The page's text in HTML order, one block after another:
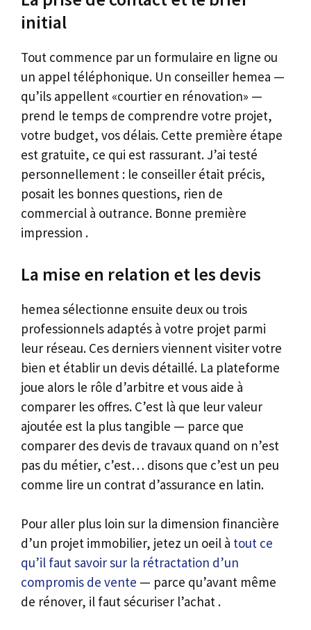
initial
Tout commence par un formulaire en ligne ou
un appel téléphonique. Un conseiller hemea —
qu’ils appellent «courtier en rénovation» —
prend le temps de comprendre votre projet,
votre budget, vos délais. Cette première étape
est gratuite, ce qui est rassurant. J’ai testé
personnellement : le conseiller était précis,
posait les bonnes questions, rien de
commercial à outrance. Bonne première
impression .
La mise en relation et les devis
hemea sélectionne ensuite deux ou trois
professionnels adaptés à votre projet parmi
leur réseau. Ces derniers viennent visiter votre
bien et établir un devis détaillé. La plateforme
joue alors le rôle d’arbitre et vous aide à
comparer les offres. C’est là que leur valeur
ajoutée est la plus tangible — parce que
comparer des devis de travaux quand on n’est
pas du métier, c’est… disons que c’est un peu
comme lire un contrat d’assurance en latin.
Pour aller plus loin sur la dimension financière
d’un projet immobilier, jetez un oeil à tout ce
qu’il faut savoir sur la rétractation d’un
compromis de vente — parce qu’avant même
de rénover, il faut sécuriser l’achat .